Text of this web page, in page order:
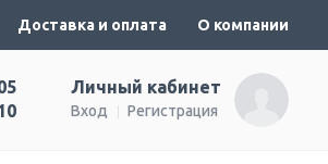
Доставка и оплата О компании
Личный кабинет
Вход Регистрация